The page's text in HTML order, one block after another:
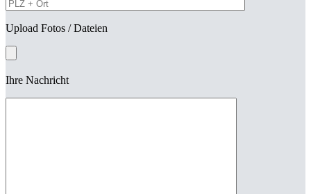
Upload Fotos / Dateien
Ihre Nachricht